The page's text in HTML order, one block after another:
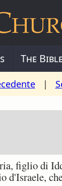
The Bible
|
figlio di
d'Israele,